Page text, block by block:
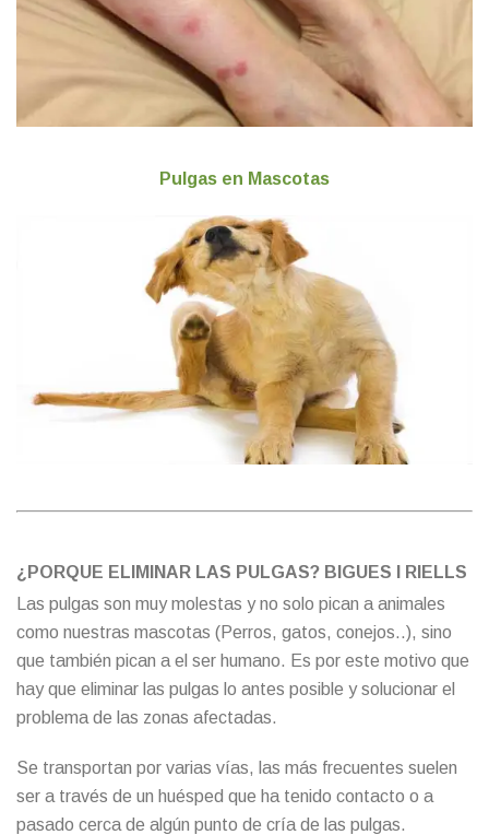
Pulgas en Mascotas
¿PORQUE ELIMINAR LAS PULGAS? BIGUES I RIELLS
Las pulgas son muy molestas y no solo pican a animales
como nuestras mascotas (Perros, gatos, conejos..), sino
que también pican a el ser humano. Es por este motivo que
hay que eliminar las pulgas lo antes posible y solucionar el
problema de las zonas afectadas.
Se transportan por varias vías, las más frecuentes suelen
ser a través de un huésped que ha tenido contacto o a
pasado cerca de algún punto de cría de las pulgas.